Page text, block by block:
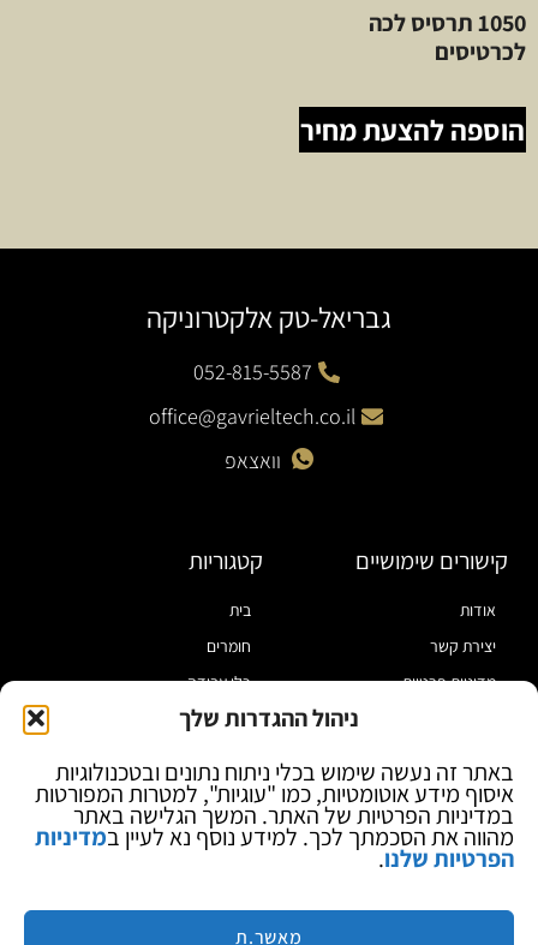
ניהול ההגדרות שלך
באתר זה נעשה שימוש בכלי ניתוח נתונים ובטכנולוגיות
איסוף מידע אוטומטיות, כמו "עוגיות", למטרות המפורטות
במדיניות הפרטיות של האתר. המשך הגלישה באתר
מהווה את הסכמתך לכך. למידע נוסף נא לעיין במדיניות
הפרטיות שלנו.
מאשר.ת
1050 תרסיס לכה
לכרטיסים
הוספה להצעת מחיר
גבריאל-טק אלקטרוניקה
052-815-5587
office@gavrieltech.co.il
וואצאפ
קישורים שימושיים
אודות
יצירת קשר
מדיניות פרטיות
בלוג
קטגוריות
בית
חומרים
כלי עבודה
מוצרי הלחמה
ספקי כח ומודדים
ציוד אופטי להגדלה
מותגים